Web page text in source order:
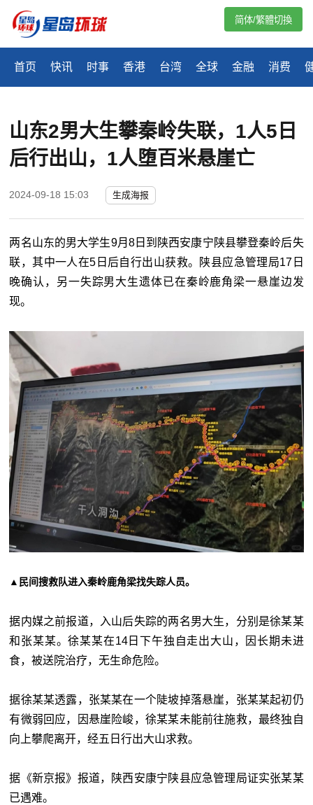
首页 快讯 时事 香港 台湾 全球 金融 消费
简体/繁體切換
山东2男大生攀秦岭失联，1人5日
后行出山，1人堕百米悬崖亡
2024-09-18 15:03 生成海报
两名山东的男大学生9月8日到陕西安康宁陕县攀登秦岭后失
联，其中一人在5日后自行出山获救。陕县应急管理局17日
晚确认，另一失踪男大生遗体已在秦岭鹿角梁一悬崖边发
现。
▲民间搜救队进入秦岭鹿角梁找失踪人员。
据内媒之前报道，入山后失踪的两名男大生，分别是徐某某
和张某某。徐某某在14日下午独自走出大山，因长期未进
食，被送院治疗，无生命危险。
据徐某某透露，张某某在一个陡坡掉落悬崖，张某某起初仍
有微弱回应，因悬崖险峻，徐某某未能前往施救，最终独自
向上攀爬离开，经五日行出大山求救。
据《新京报》报道，陕西安康宁陕县应急管理局证实张某某
已遇难。